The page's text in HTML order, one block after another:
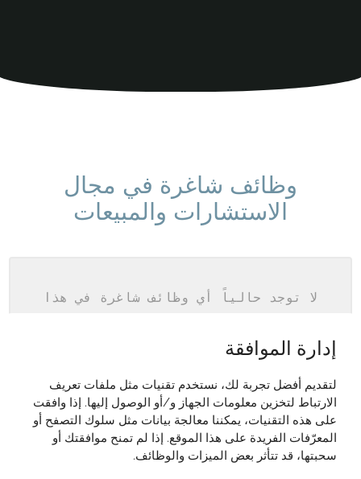
إدارة الموافقة
لتقديم أفضل تجربة لك، نستخدم تقنيات مثل ملفات تعريف
الارتباط لتخزين معلومات الجهاز و/أو الوصول إليها. إذا وافقت
على هذه التقنيات، يمكننا معالجة بيانات مثل سلوك التصفح أو
المعرّفات الفريدة على هذا الموقع. إذا لم تمنح موافقتك أو
سحبتها، قد تتأثر بعض الميزات والوظائف.
وظائف شاغرة في مجال
الاستشارات والمبيعات
لا توجد حالياً أي وظائف شاغرة في هذا